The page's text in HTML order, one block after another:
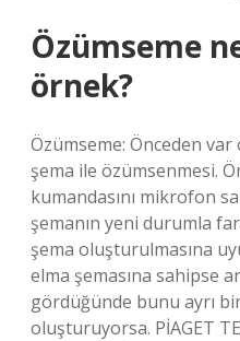
Özümseme
örnek?
Özümseme: Önceden
şema ile özümsenmesi.
kumandasını mikrofon
şemanın yeni durumla
şema oluşturulmasına
elma şemasına sahipse
gördüğünde bunu ayrı
oluşturuyorsa. PİAGET